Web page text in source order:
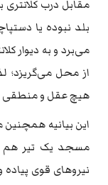
مقابل درب
بلد نبوده یا
می‌برد و به دیوار
از محل می‌گریزد؛
هیچ عقل و
این بیانیه
مسجد یک تیر
نیروهای قوی